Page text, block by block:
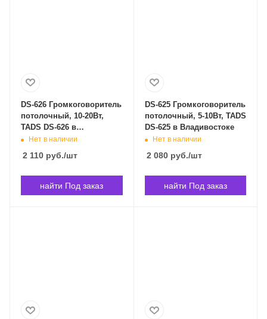
DS-626 Громкоговоритель
потолочный, 10-20Вт,
TADS DS-626 в
Владивостоке
Нет в наличии
2 110 руб./шт
найти Под заказ
DS-625 Громкоговоритель
потолочный, 5-10Вт, TADS
DS-625 в Владивостоке
Нет в наличии
2 080руб./шт
найти Под заказ